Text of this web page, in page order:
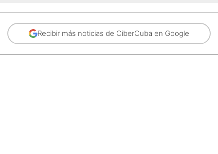
Recibir más noticias de CiberCuba en Google